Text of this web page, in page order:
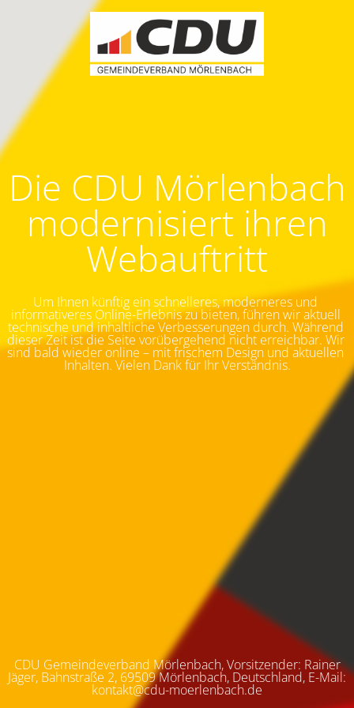
Die CDU Mörlenbach
modernisiert ihren
Webauftritt
Um Ihnen künftig ein schnelleres, moderneres und
informativeres Online-Erlebnis zu bieten, führen wir aktuell
technische und inhaltliche Verbesserungen durch. Während
dieser Zeit ist die Seite vorübergehend nicht erreichbar. Wir
sind bald wieder online – mit frischem Design und aktuellen
Inhalten. Vielen Dank für Ihr Verständnis.
CDU Gemeindeverband Mörlenbach, Vorsitzender: Rainer
Jäger, Bahnstraße 2, 69509 Mörlenbach, Deutschland, E-Mail:
kontakt@cdu-moerlenbach.de